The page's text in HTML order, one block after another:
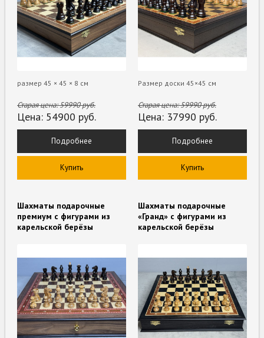
размер 45 × 45 × 8 см
Старая цена:59990руб.
Цена: 54900 руб.
Подробнее
Купить
Размер доски 45×45 см
Старая цена:59990руб.
Цена: 37990 руб.
Подробнее
Купить
Шахматы подарочные
премиум с фигурами из
карельской берёзы
Шахматы подарочные
«Гранд» с фигурами из
карельской берёзы